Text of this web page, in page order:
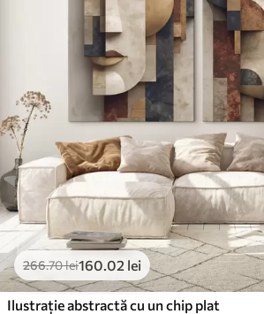
266.70lei160.02 lei
Ilustrație abstractă cu un chip plat